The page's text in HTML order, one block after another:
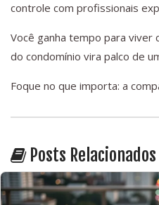
controle com profissionais
Você ganha tempo para viver
do condomínio vira palco de
Foque no que importa: a
Posts Relacionados